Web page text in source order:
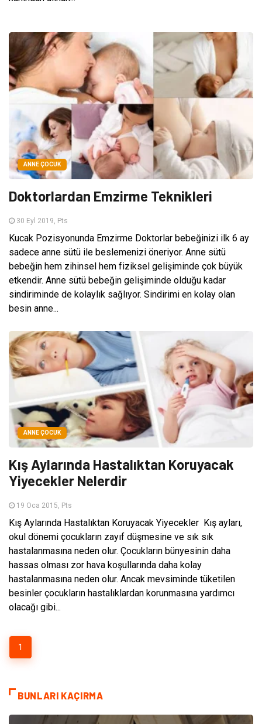
ANNE ÇOCUK
Doktorlardan Emzirme Teknikleri
30 Eyl 2019, Pts
Kucak Pozisyonunda Emzirme Doktorlar bebeğinizi ilk 6 ay
sadece anne sütü ile beslemenizi öneriyor. Anne sütü
bebeğin hem zihinsel hem fiziksel gelişiminde çok büyük
etkendir. Anne sütü bebeğin gelişiminde olduğu kadar
sindiriminde de kolaylık sağlıyor. Sindirimi en kolay olan
besin anne...
ANNE ÇOCUK
Kış Aylarında Hastalıktan Koruyacak
Yiyecekler Nelerdir
19 Oca 2015, Pts
Kış Aylarında Hastalıktan Koruyacak Yiyecekler Kış ayları,
okul dönemi çocukların zayıf düşmesine ve sık sık
hastalanmasına neden olur. Çocukların bünyesinin daha
hassas olması zor hava koşullarında daha kolay
hastalanmasına neden olur. Ancak mevsiminde tüketilen
besinler çocukların hastalıklardan korunmasına yardımcı
olacağı gibi...
1
BUNLARI KAÇIRMA